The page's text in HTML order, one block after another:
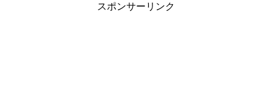
スポンサーリンク